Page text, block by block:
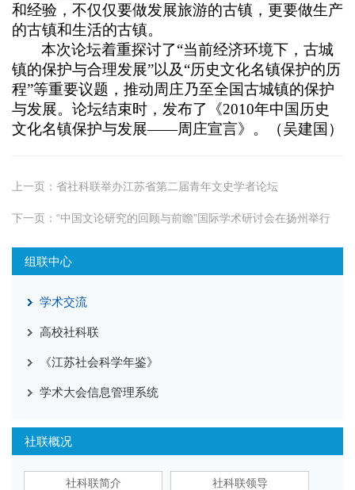
和经验，不仅仅要做发展旅游的古镇，更要做生产
的古镇和生活的古镇。
本次论坛着重探讨了“当前经济环境下，古城
镇的保护与合理发展”以及“历史文化名镇保护的历
程”等重要议题，推动周庄乃至全国古城镇的保护
与发展。论坛结束时，发布了《2010年中国历史
文化名镇保护与发展——周庄宣言》。（吴建国）
上一页： 省社科联举办江苏省第二届青年文史学者论坛
下一页： “中国文论研究的回顾与前瞻”国际学术研讨会在扬州举行
组联中心
学术交流
高校社科联
《江苏社会科学年鉴》
学术大会信息管理系统
社联概况
社科联简介 社科联领导